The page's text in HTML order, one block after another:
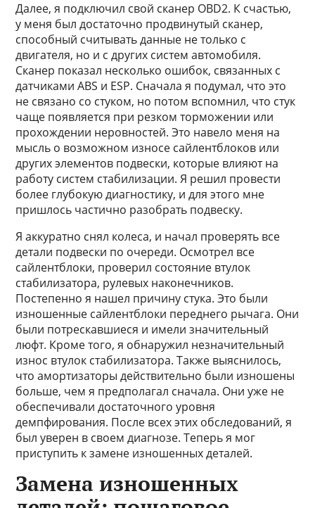
Далее, я подключил свой сканер OBD2. К счастью,
у меня был достаточно продвинутый сканер,
способный считывать данные не только с
двигателя, но и с других систем автомобиля.
Сканер показал несколько ошибок, связанных с
датчиками ABS и ESP. Сначала я подумал, что это
не связано со стуком, но потом вспомнил, что стук
чаще появляется при резком торможении или
прохождении неровностей. Это навело меня на
мысль о возможном износе сайлентблоков или
других элементов подвески, которые влияют на
работу систем стабилизации. Я решил провести
более глубокую диагностику, и для этого мне
пришлось частично разобрать подвеску.
Я аккуратно снял колеса, и начал проверять все
детали подвески по очереди. Осмотрел все
сайлентблоки, проверил состояние втулок
стабилизатора, рулевых наконечников.
Постепенно я нашел причину стука. Это были
изношенные сайлентблоки переднего рычага. Они
были потрескавшиеся и имели значительный
люфт. Кроме того, я обнаружил незначительный
износ втулок стабилизатора. Также выяснилось,
что амортизаторы действительно были изношены
больше, чем я предполагал сначала. Они уже не
обеспечивали достаточного уровня
демпфирования. После всех этих обследований, я
был уверен в своем диагнозе. Теперь я мог
приступить к замене изношенных деталей.
Замена изношенных